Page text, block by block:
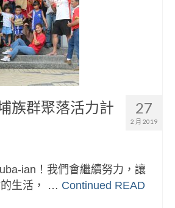
27
2 月 2019
族群聚落活力計
ian！我們會繼續努力，讓
生活， … Continued READ